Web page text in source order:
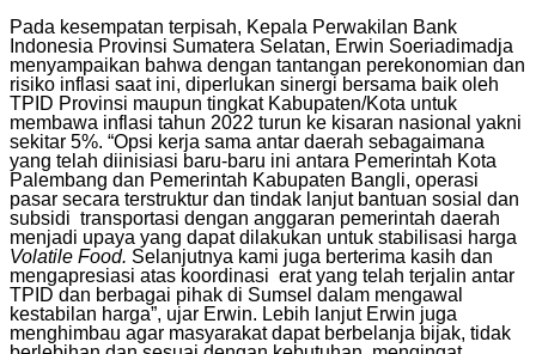
Pada kesempatan terpisah, Kepala Perwakilan Bank
Indonesia Provinsi Sumatera Selatan, Erwin Soeriadimadja
menyampaikan bahwa dengan tantangan perekonomian dan
risiko inflasi saat ini, diperlukan sinergi bersama baik oleh
TPID Provinsi maupun tingkat Kabupaten/Kota untuk
membawa inflasi tahun 2022 turun ke kisaran nasional yakni
sekitar 5%. “Opsi kerja sama antar daerah sebagaimana
yang telah diinisiasi baru-baru ini antara Pemerintah Kota
Palembang dan Pemerintah Kabupaten Bangli, operasi
pasar secara terstruktur dan tindak lanjut bantuan sosial dan
subsidi transportasi dengan anggaran pemerintah daerah
menjadi upaya yang dapat dilakukan untuk stabilisasi harga
Volatile Food. Selanjutnya kami juga berterima kasih dan
mengapresiasi atas koordinasi erat yang telah terjalin antar
TPID dan berbagai pihak di Sumsel dalam mengawal
kestabilan harga”, ujar Erwin. Lebih lanjut Erwin juga
menghimbau agar masyarakat dapat berbelanja bijak, tidak